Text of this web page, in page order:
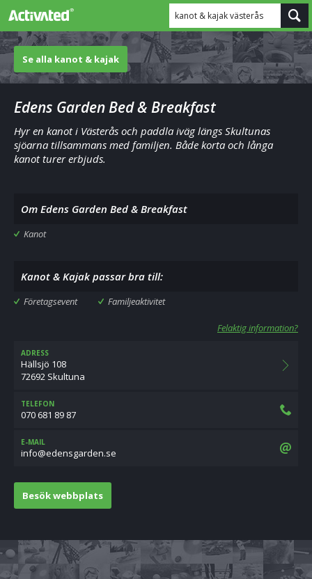
kanot & kajak västerås
Se alla kanot & kajak
Edens Garden Bed & Breakfast
Hyr en kanot i Västerås och paddla iväg längs Skultunas
sjöarna tillsammans med familjen. Både korta och långa
kanot turer erbjuds.
Om Edens Garden Bed & Breakfast
Kanot
Kanot & Kajak passar bra till:
Företagsevent Familjeaktivitet
Felaktig information?
ADRESS
Hällsjö 108
72692 Skultuna
TELEFON
070 681 89 87
E-MAIL
es.nedragsnede@ofni
Besök webbplats